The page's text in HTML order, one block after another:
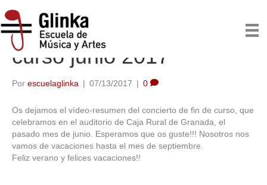
Vídeo del concierto fin de
curso junio 2017
Por escuelaglinka | 07/13/2017 | 0
Os dejamos el vídeo-resumen del concierto de fin de curso, que
celebramos en el auditorio de Caja Rural de Granada, el
pasado mes de junio. Esperamos que os guste!!! Nosotros nos
vamos de vacaciones hasta el mes de septiembre.
Feliz verano y felices vacaciones!!